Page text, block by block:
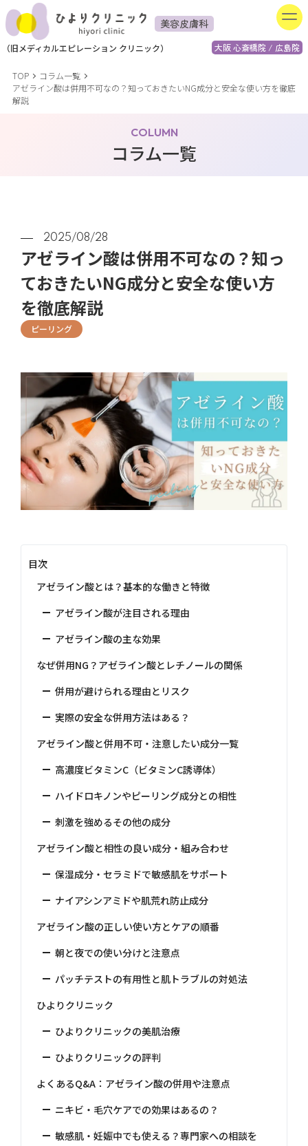
美容皮膚科
大阪 心斎橋院 / 広島院
（旧メディカルエピレーション クリニック）
TOP
コラム一覧
アゼライン酸は併用不可なの？知っておきたいNG成分と安全な使い方を徹底
解説
COLUMN
コラム一覧
2025/08/28
アゼライン酸は併用不可なの？知っ
ておきたいNG成分と安全な使い方
を徹底解説
ピーリング
目次
アゼライン酸とは？基本的な働きと特徴
アゼライン酸が注目される理由
アゼライン酸の主な効果
なぜ併用NG？アゼライン酸とレチノールの関係
併用が避けられる理由とリスク
実際の安全な併用方法はある？
アゼライン酸と併用不可・注意したい成分一覧
高濃度ビタミンC（ビタミンC誘導体）
ハイドロキノンやピーリング成分との相性
刺激を強めるその他の成分
アゼライン酸と相性の良い成分・組み合わせ
保湿成分・セラミドで敏感肌をサポート
ナイアシンアミドや肌荒れ防止成分
アゼライン酸の正しい使い方とケアの順番
朝と夜での使い分けと注意点
パッチテストの有用性と肌トラブルの対処法
ひよりクリニック
ひよりクリニックの美肌治療
ひよりクリニックの評判
よくあるQ&A：アゼライン酸の併用や注意点
ニキビ・毛穴ケアでの効果はあるの？
敏感肌・妊娠中でも使える？専門家への相談を